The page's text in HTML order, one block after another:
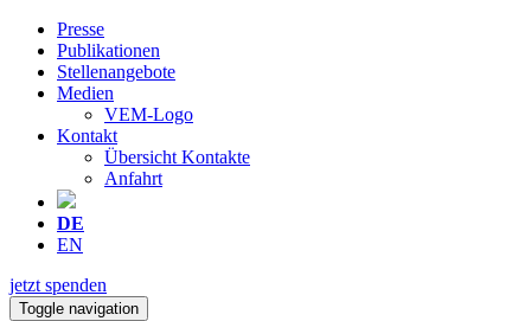
Presse
Publikationen
Stellenangebote
Medien
VEM-Logo
Kontakt
Übersicht Kontakte
Anfahrt
DE
EN
jetzt spenden
Toggle navigation